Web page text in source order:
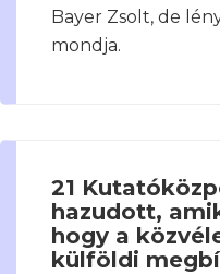
Bayer Zsolt, de
mondja.
21
hazudott,
hogy a
külföldi